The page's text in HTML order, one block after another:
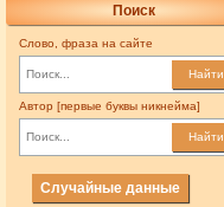
Поиск
Слово, фраза на сайте
Найти
Автор [первые буквы никнейма]
Найти
Случайные данные